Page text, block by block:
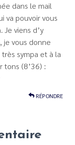
dans le mail
va pouvoir vous
viens d’y
je vous donne
sympa et à la
tons (8’36) :
RÉPONDRE